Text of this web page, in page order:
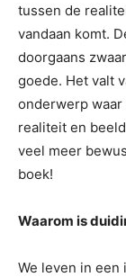
tussen de
vandaan komt.
doorgaans
goede. Het valt
onderwerp
realiteit en
veel meer
boek!
Waarom is
We leven in